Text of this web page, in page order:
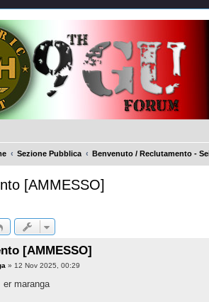
Sezione Pubblica Benvenuto / Reclutamento -
[AMMESSO]
[AMMESSO]
» 12 Nov 2025, 00:29
er maranga